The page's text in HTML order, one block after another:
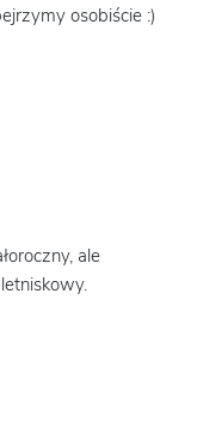
osobiście :)
ale